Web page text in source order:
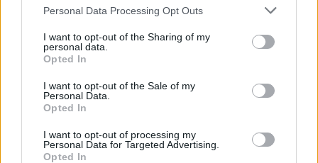
Personal Data Processing Opt Outs
I want to opt-out of the Sharing of my
personal data.
Opted In
I want to opt-out of the Sale of my
Personal Data.
Opted In
I want to opt-out of processing my
Personal Data for Targeted Advertising.
Opted In
Σχετικά Άρθρα